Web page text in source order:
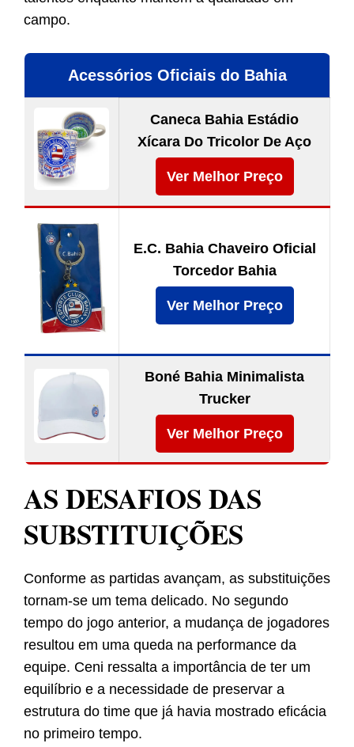
campo.
Acessórios Oficiais do Bahia
Caneca Bahia Estádio
Xícara Do Tricolor De Aço
Ver Melhor Preço
E.C. Bahia Chaveiro Oficial
Torcedor Bahia
Ver Melhor Preço
Boné Bahia Minimalista
Trucker
Ver Melhor Preço
AS DESAFIOS DAS
SUBSTITUIÇÕES
Conforme as partidas avançam, as substituições
tornam-se um tema delicado. No segundo
tempo do jogo anterior, a mudança de jogadores
resultou em uma queda na performance da
equipe. Ceni ressalta a importância de ter um
equilíbrio e a necessidade de preservar a
estrutura do time que já havia mostrado eficácia
no primeiro tempo.